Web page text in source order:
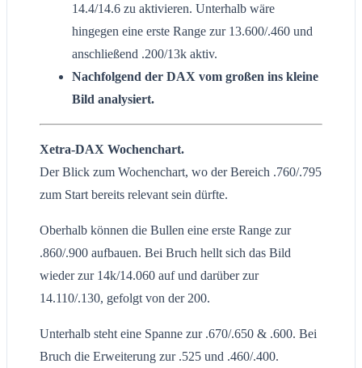
14.4/14.6 zu aktivieren. Unterhalb wäre
hingegen eine erste Range zur 13.600/.460 und
anschließend .200/13k aktiv.
Nachfolgend der DAX vom großen ins kleine
Bild analysiert.
Xetra-DAX Wochenchart.
Der Blick zum Wochenchart, wo der Bereich .760/.795
zum Start bereits relevant sein dürfte.
Oberhalb können die Bullen eine erste Range zur
.860/.900 aufbauen. Bei Bruch hellt sich das Bild
wieder zur 14k/14.060 auf und darüber zur
14.110/.130, gefolgt von der 200.
Unterhalb steht eine Spanne zur .670/.650 & .600. Bei
Bruch die Erweiterung zur .525 und .460/.400.